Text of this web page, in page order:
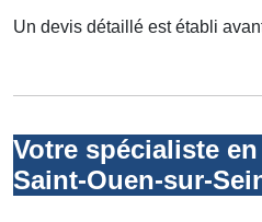
Un devis détaillé est établi
Votre spécialiste
Saint-Ouen-sur-